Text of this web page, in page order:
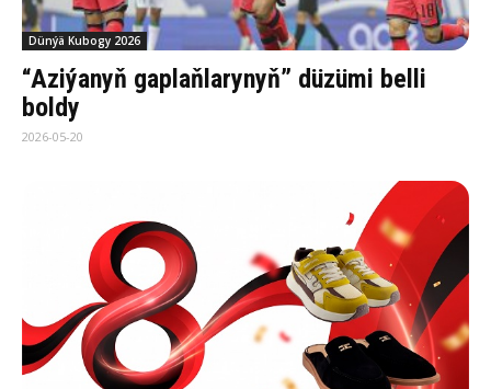
Dünýä Kubogy 2026
“Aziýanyň gaplaňlarynyň” düzümi belli
boldy
2026-05-20